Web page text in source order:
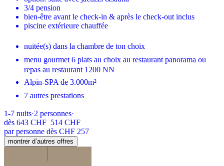
3/4 pension
bien-être avant le check-in & après le check-out inclus
piscine extérieure chauffée
nuitée(s) dans la chambre de ton choix
menu gourmet 6 plats au choix au restaurant panorama ou
repas au restaurant 1200 NN
Alpin-SPA de 3.000m²
7 autres prestations
1-7 nuits·2 personnes·
dès 643 CHF 514 CHF
par personne dès CHF 257
montrer d’autres offres